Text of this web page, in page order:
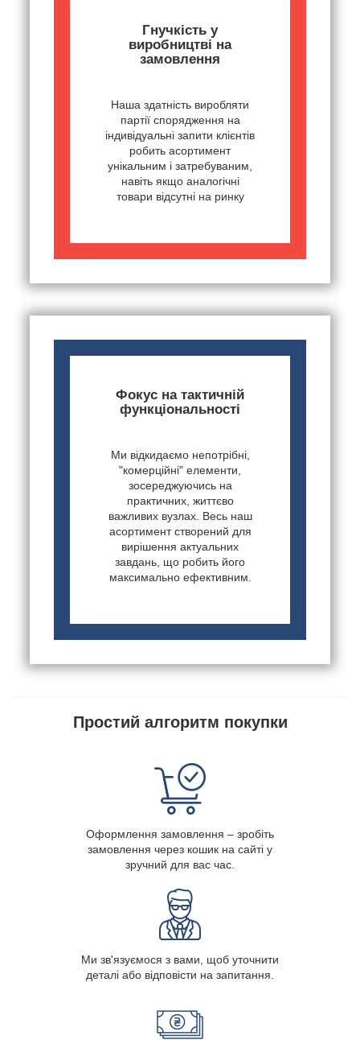
Гнучкість у
виробництві на
замовлення
Наша здатність виробляти
партії спорядження на
індивідуальні запити клієнтів
робить асортимент
унікальним і затребуваним,
навіть якщо аналогічні
товари відсутні на ринку
Фокус на тактичній
функціональності
Ми відкидаємо непотрібні,
"комерційні" елементи,
зосереджуючись на
практичних, життєво
важливих вузлах. Весь наш
асортимент створений для
вирішення актуальних
завдань, що робить його
максимально ефективним.
Простий алгоритм покупки
Оформлення замовлення – зробіть
замовлення через кошик на сайті у
зручний для вас час.
Ми зв'язуємося з вами, щоб уточнити
деталі або відповісти на запитання.